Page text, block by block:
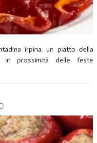
irpina, un piatto della
in prossimità delle feste